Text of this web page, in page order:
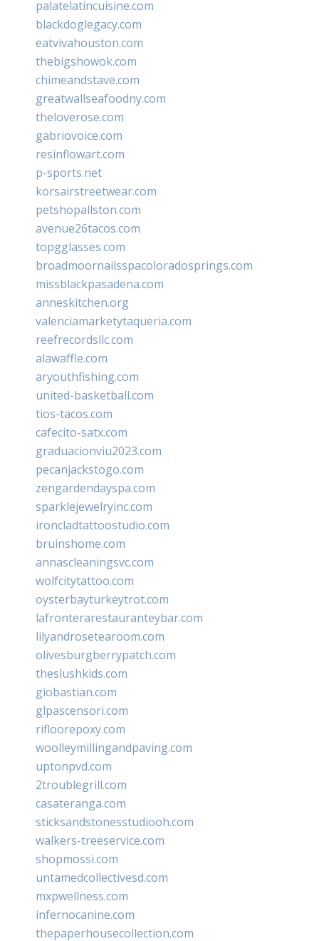
palatelatincuisine.com
blackdoglegacy.com
eatvivahouston.com
thebigshowok.com
chimeandstave.com
greatwallseafoodny.com
theloverose.com
gabriovoice.com
resinflowart.com
p-sports.net
korsairstreetwear.com
petshopallston.com
avenue26tacos.com
topgglasses.com
broadmoornailsspacoloradosprings.com
missblackpasadena.com
anneskitchen.org
valenciamarketytaqueria.com
reefrecordsllc.com
alawaffle.com
aryouthfishing.com
united-basketball.com
tios-tacos.com
cafecito-satx.com
graduacionviu2023.com
pecanjackstogo.com
zengardendayspa.com
sparklejewelryinc.com
ironcladtattoostudio.com
bruinshome.com
annascleaningsvc.com
wolfcitytattoo.com
oysterbayturkeytrot.com
lafronterarestauranteybar.com
lilyandrosetearoom.com
olivesburgberrypatch.com
theslushkids.com
giobastian.com
glpascensori.com
rifloorepoxy.com
woolleymillingandpaving.com
uptonpvd.com
2troublegrill.com
casateranga.com
sticksandstonesstudiooh.com
walkers-treeservice.com
shopmossi.com
untamedcollectivesd.com
mxpwellness.com
infernocanine.com
thepaperhousecollection.com